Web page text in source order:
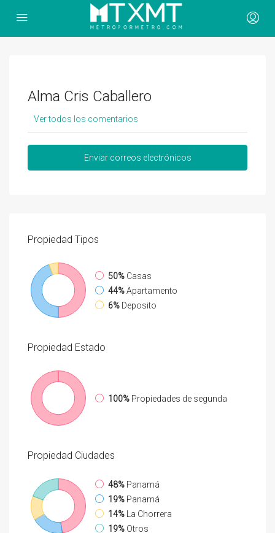
Alma Cris Caballero
Ver todos los comentarios
Enviar correos electrónicos
Propiedad Tipos
50% Casas
44%Apartamento
6% Deposito
Propiedad Estado
100% Propiedades de segunda
Propiedad Ciudades
48% Panamá
19% Panamá
14%
La Chorrera
19% Otros